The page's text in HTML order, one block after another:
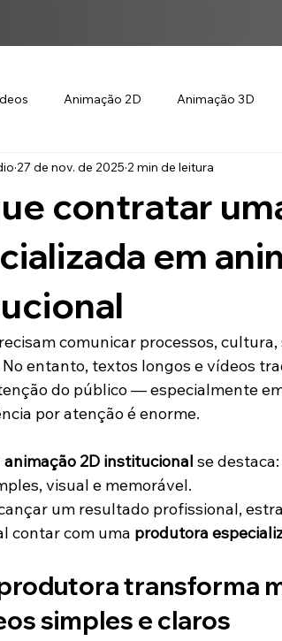
Animação 2D Animação 3D
contratar
em
27 de nov. de 2025 2 min de leitura
comunicar processos,
entanto, textos longos e vídeos
do público — especialmente
por atenção é enorme.
animação 2D institucional se
visual e memorável.
um resultado profissional,
contar com uma produtora
produtora transforma
simples e claros